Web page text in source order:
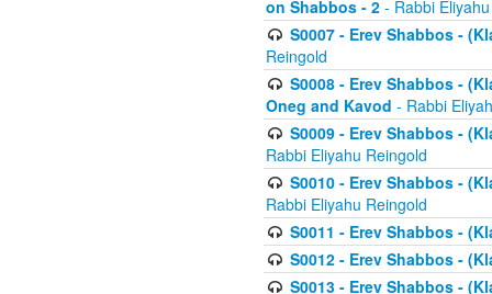
on Shabbos - 2 - Rabbi
S0007 - Erev Shabbos -
Reingold
S0008 - Erev Shabbos -
Oneg and Kavod - Rabbi
S0009 - Erev Shabbos -
Rabbi Eliyahu Reingold
S0010 - Erev Shabbos -
Rabbi Eliyahu Reingold
S0011 - Erev Shabbos -
S0012 - Erev Shabbos -
S0013 - Erev Shabbos -